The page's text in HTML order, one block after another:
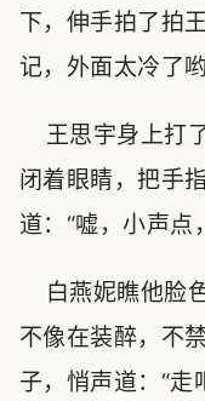
下，伸手拍了拍
记，外面太冷了
王思宇身上打
闭着眼睛，把手
道：“嘘，小声点
白燕妮瞧他脸
不像在装醉，不
子，悄声道：“走